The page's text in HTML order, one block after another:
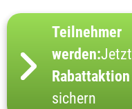
Teilnehmer
werden:Jetzt
Rabattaktion
sichern